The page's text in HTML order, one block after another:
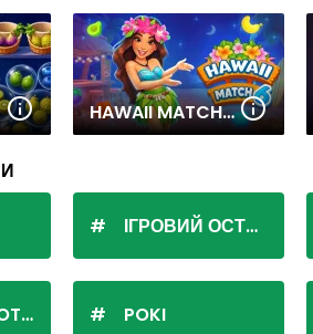
HAWAII MATCH 6
ІГРОВИЙ ОСТРІВ
POKI